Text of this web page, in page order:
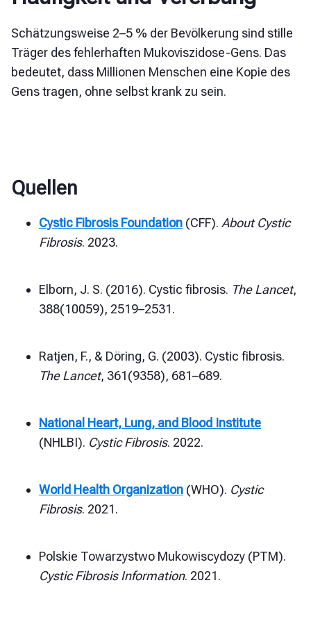
Schätzungsweise 2–5 % der Bevölkerung sind stille
Träger des fehlerhaften Mukoviszidose-Gens. Das
bedeutet, dass Millionen Menschen eine Kopie des
Gens tragen, ohne selbst krank zu sein.
Quellen
Cystic Fibrosis Foundation (CFF). About Cystic
Fibrosis. 2023.
Elborn, J. S. (2016). Cystic fibrosis. The Lancet,
388(10059), 2519–2531.
Ratjen, F., & Döring, G. (2003). Cystic fibrosis.
The Lancet, 361(9358), 681–689.
National Heart, Lung, and Blood Institute
(NHLBI). Cystic Fibrosis. 2022.
World Health Organization (WHO). Cystic
Fibrosis. 2021.
Polskie Towarzystwo Mukowiscydozy (PTM).
Cystic Fibrosis Information. 2021.